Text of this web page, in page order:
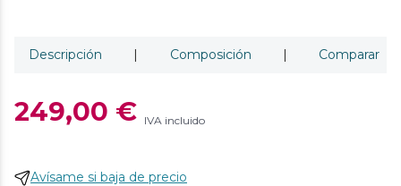
Descripción | Composición | Comparar
249,00 € IVA incluido
Avísame si baja de precio